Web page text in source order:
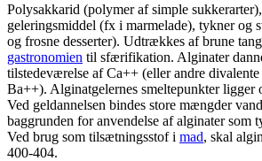
Polysakkarid (polymer af simple
geleringsmiddel (fx i marmelade), tykner og
og frosne desserter). Udtrækkes af brune
gastronomien til sfærifikation. Alginater
tilstedeværelse af Ca++ (eller andre
Ba++). Alginatgelernes smeltepunkter ligger
Ved geldannelsen bindes store mængder
baggrunden for anvendelse af alginater som
Ved brug som tilsætningsstof i mad, skal
400-404.